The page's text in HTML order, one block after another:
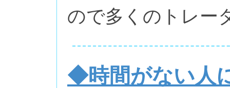
ので多くのトレー
◆時間がない人